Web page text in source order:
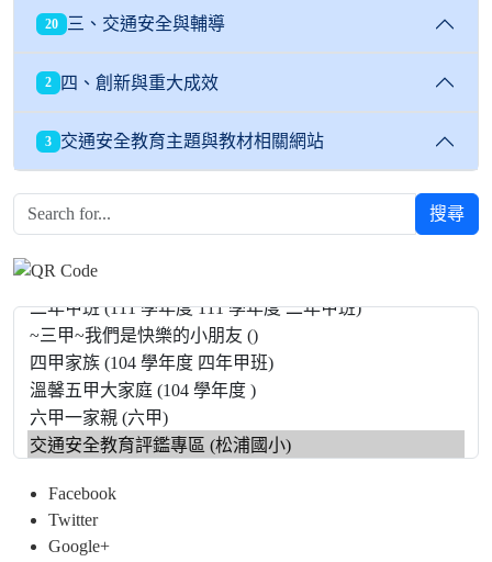
20 三、交通安全與輔導
2 四、創新與重大成效
3 交通安全教育主題與教材相關網站
搜尋
Facebook
Twitter
Google+